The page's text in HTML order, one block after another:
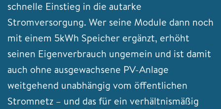
schnelle Einstieg in die autarke
Stromversorgung. Wer seine Module dann noch
mit einem 5kWh Speicher ergänzt, erhöht
seinen Eigenverbrauch ungemein und ist damit
auch ohne ausgewachsene PV-Anlage
weitgehend unabhängig vom öffentlichen
Stromnetz – und das für ein verhältnismäßig